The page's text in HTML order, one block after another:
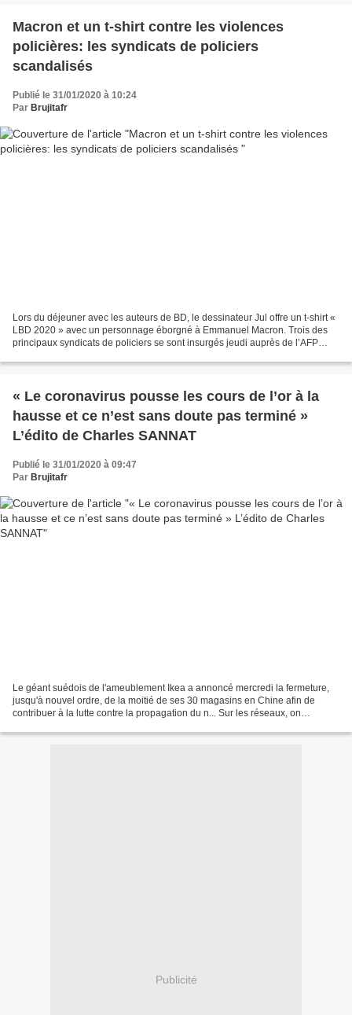
Macron et un t-shirt contre les violences
policières: les syndicats de policiers
scandalisés
Publié le 31/01/2020 à 10:24
Par Brujitafr
Lors du déjeuner avec les auteurs de BD, le dessinateur Jul offre un t-shirt «
LBD 2020 » avec un personnage éborgné à Emmanuel Macron. Trois des
principaux syndicats de policiers se sont insurgés jeudi auprès de l’AFP
« Le coronavirus pousse les cours de l’or à la
hausse et ce n’est sans doute pas terminé »
L’édito de Charles SANNAT
Publié le 31/01/2020 à 09:47
Par Brujitafr
Le géant suédois de l'ameublement Ikea a annoncé mercredi la fermeture,
jusqu'à nouvel ordre, de la moitié de ses 30 magasins en Chine afin de
contribuer à la lutte contre la propagation du n... Sur les réseaux, on
Publicité